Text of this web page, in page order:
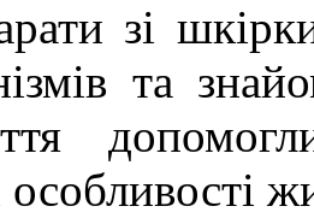
зі
та
особливості